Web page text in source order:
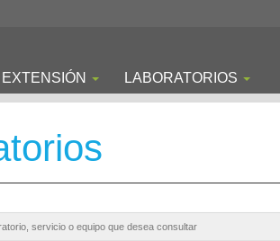
EXTENSIÓN LABORATORIOS